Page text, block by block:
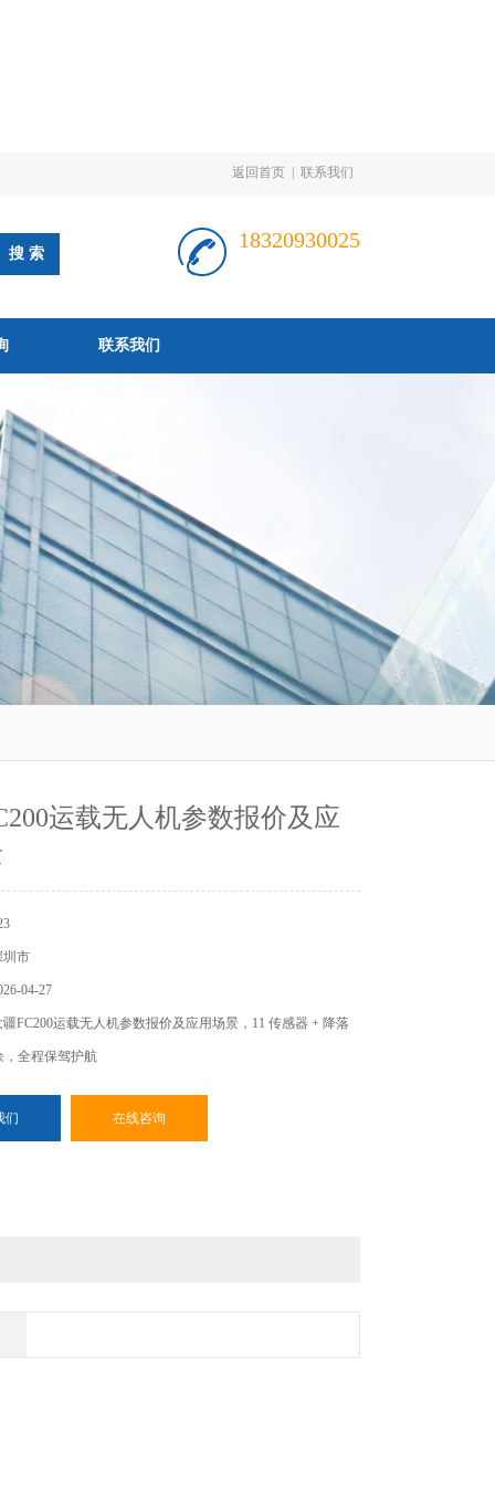
返回首页 联系我们
18320930025
联系我们
运载无人机参数报价及应
圳市
04-27
FC200运载无人机参数报价及应用场景，11 传感器 + 降落
，全程保驾护航
们 在线咨询